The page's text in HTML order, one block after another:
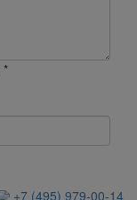
*
+7 (495) 979-00-14